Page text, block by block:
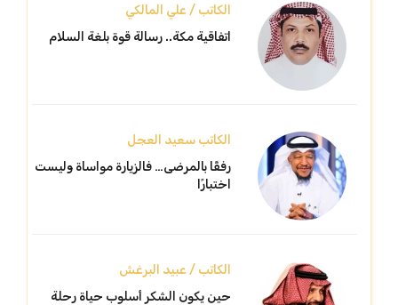
الكاتب / علي المالكي
اتفاقية مكة.. رسالة قوة بلغة السلام
الكاتب سعيد العجل
رفقًا بالمرضى… فالزيارة مواساة وليست
اختبارًا
الكاتب / عبيد البرغش
حين يكون الشكر أسلوب حياة رحلة